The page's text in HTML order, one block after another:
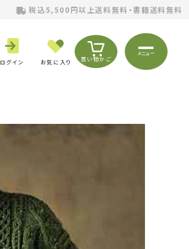
税込5,500円以上送料無料・書籍送料無料
ログイン お気に入り 買い物かご
メニュー